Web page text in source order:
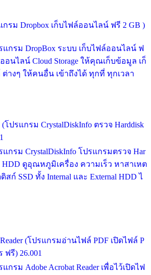
กรม Dropbox เก็บไฟล์ออนไลน์ ฟรี 2 GB )
กรม DropBox ระบบ เก็บไฟล์ออนไลน์ ฟ
อนไลน์ Cloud Storage ให้คุณเก็บข้อมูล เก็
างๆ ให้คนอื่น เข้าถึงได้ ทุกที่ ทุกเวลา
(โปรแกรม CrystalDiskInfo ตรวจ Harddisk
กรม CrystalDiskInfo โปรแกรมตรวจ Har
HDD ดูอุณหภูมิเครื่อง ความเร็ว หาสาเหต
ก์ SSD ทั้ง Internal และ External HDD ไ
Reader (โปรแกรมอ่านไฟล์ PDF เปิดไฟล์ P
ฟรี) 26.001
รม Adobe Acrobat Reader เพื่อไว้เปิดไฟ